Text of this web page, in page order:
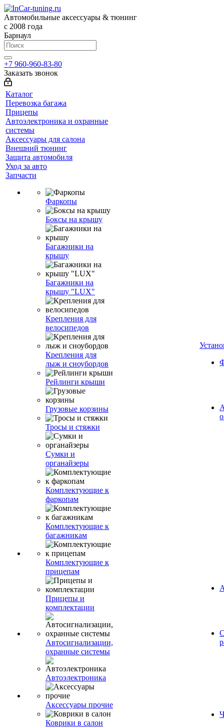
Автомобильные аксессуары & тюнинг
с 2008 года
Барнаул
+7 960-960-83-80
Заказать звонок
Каталог
Перевозка багажа
Прицепы
Автоэлектроника и охранные
системы
Аксессуары для салона
Внешний тюнинг
Защита автомобиля
Уход за авто
Запчасти
Фаркопы
Боксы на крышу
Багажники на
крышу
Багажники на
крышу "LUX"
Крепления для
велосипедов
Крепления для
лыж и сноубордов
Рейлинги крыши
Грузовые корзины
Тросы и стяжки
Сумки и
органайзеры
Комплектующие к
фаркопам
Комплектующие к
багажникам
Комплектующие к
прицепам
Прицепы и
комплектации
Автосигнализации,
охранные системы
Автоэлектроника
Аксессуары прочие
Коврики в салон